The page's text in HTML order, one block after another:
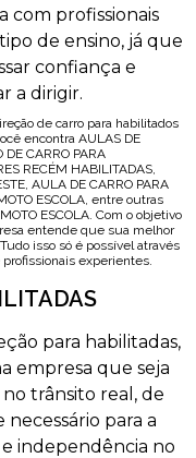
com profissionais
de ensino, já que
confiança e
a dirigir.
de carro para habilitados
encontra AULAS DE
DE CARRO PARA
RECÉM HABILITADAS,
AULA DE CARRO PARA
ESCOLA, entre outras
ESCOLA. Com o objetivo
entende que sua melhor
isso só é possível através
experientes.
para habilitadas,
empresa que seja
trânsito real, de
para a
independência no